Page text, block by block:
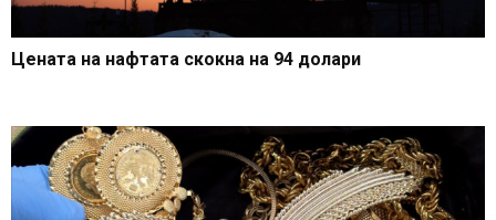
Цената на нафтата скокна на 94 долари